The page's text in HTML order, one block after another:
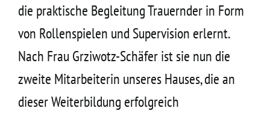
die praktische Begleitung Trauernder in Form
von Rollenspielen und Supervision erlernt.
Nach Frau Grziwotz-Schäfer ist sie nun die
zweite Mitarbeiterin unseres Hauses, die an
dieser Weiterbildung erfolgreich